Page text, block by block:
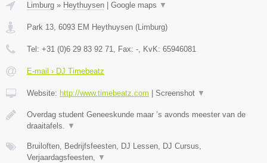
Limburg » Heythuysen Google maps ▼
Park 13, 6093 EM Heythuysen (Limburg)
Tel: +31 (0)6 29 83 92 71, Fax: -, KvK: 65946081
E-mail › DJ Timebeatz
Website: http://www.timebeatz.com Screenshot ▼
Overdag student Geneeskunde maar ’s avonds meester van de
draaitafels. ▼
Bruiloften, Bedrijfsfeesten, DJ Lessen, DJ Cursus,
Verjaardagsfeesten, ▼